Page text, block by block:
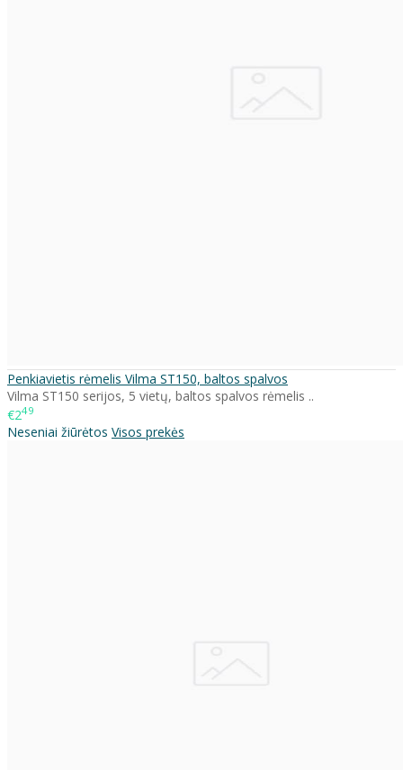
Penkiavietis rėmelis Vilma ST150, baltos spalvos
Vilma ST150 serijos, 5 vietų, baltos spalvos rėmelis ..
€249
Neseniai žiūrėtos Visos prekės